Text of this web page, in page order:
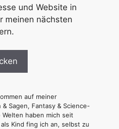
und Website in
meinen nächsten
auf meiner
Sagen, Fantasy & Science-
haben mich seit
Kind fing ich an, selbst zu